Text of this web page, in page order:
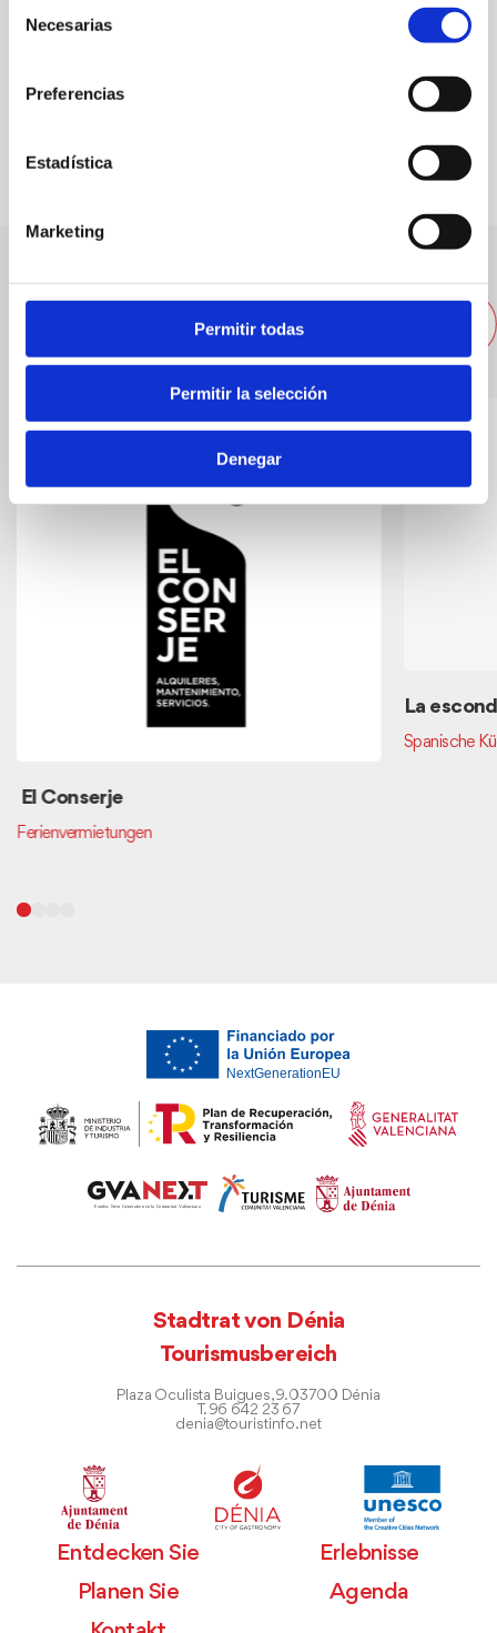
Necesarias
Preferencias
Estadística
Marketing
Permitir todas
Permitir la selección
Denegar
Kapazität:60
Andere nahegelegene
Restaurants
El Conserje
Ferienvermietungen
La
Spanische
Stadtrat von Dénia
Tourismusbereich
Plaza Oculista Buigues, 9. 03700 Dénia
T. 96 642 23 67
denia@touristinfo.net
Entdecken Sie
Erlebnisse
Planen Sie
Agenda